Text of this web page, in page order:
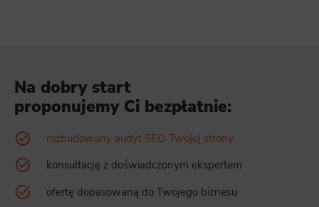
Na dobry start
proponujemy Ci bezpłatnie:
rozbudowany audyt SEO Twojej strony
konsultację z doświadczonym ekspertem
ofertę dopasowaną do Twojego biznesu